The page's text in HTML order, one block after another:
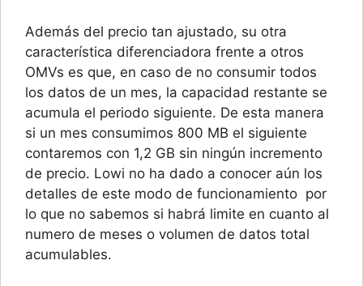
Además del precio tan ajustado, su otra
característica diferenciadora frente a otros
OMVs es que, en caso de no consumir todos
los datos de un mes, la capacidad restante se
acumula el periodo siguiente. De esta manera
si un mes consumimos 800 MB el siguiente
contaremos con 1,2 GB sin ningún incremento
de precio. Lowi no ha dado a conocer aún los
detalles de este modo de funcionamiento por
lo que no sabemos si habrá limite en cuanto al
numero de meses o volumen de datos total
acumulables.